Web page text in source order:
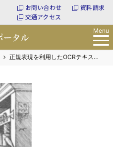
お問い合わせ
資料請求
交通アクセス
Menu
正規表現を利用したOCRテキストのクリーニング手法